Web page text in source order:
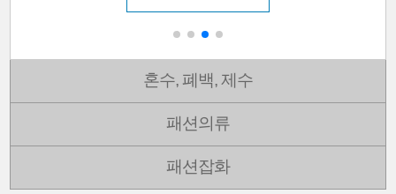
혼수, 폐백, 제수
패션의류
패션잡화